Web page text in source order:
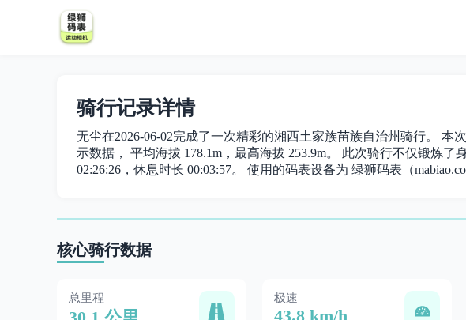
骑行记录详情
无尘在2026-06-02完成了一次精彩的湘西土家族苗族自治州骑行。 本
示数据， 平均海拔 178.1m，最高海拔 253.9m。 此次骑行不仅锻炼
02:26:26，休息时长 00:03:57。 使用的码表设备为 绿狮码表（
核心骑行数据
总里程 极速
43.8 km/h